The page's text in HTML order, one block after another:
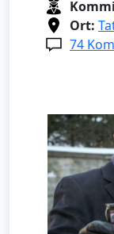
Ort:
74